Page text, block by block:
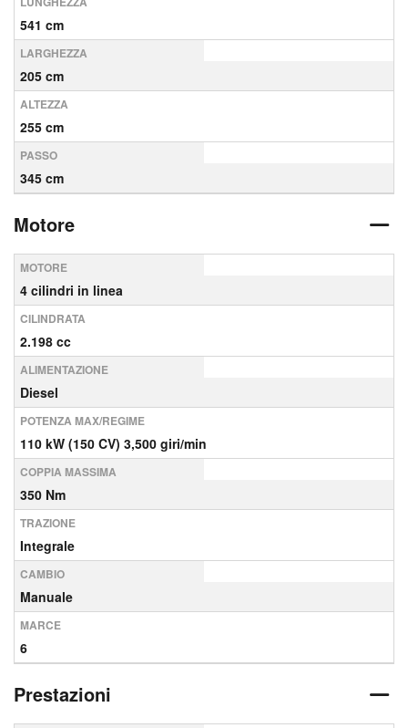
541 cm
LARGHEZZA
205 cm
ALTEZZA
255 cm
PASSO
345 cm
Motore
MOTORE
4 cilindri in linea
CILINDRATA
2.198 cc
ALIMENTAZIONE
Diesel
POTENZA MAX/REGIME
110 kW (150 CV) 3,500 giri/min
COPPIA MASSIMA
350 Nm
TRAZIONE
Integrale
CAMBIO
Manuale
MARCE
6
Prestazioni